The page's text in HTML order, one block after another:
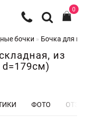
0
бочки Бочка для
из
ФОТО